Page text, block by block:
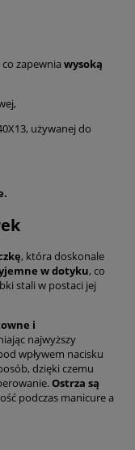
zapewnia wysoką
używanej do
, która doskonale
w dotyku, co
stali w postaci jej
i
najwyższy
wpływem nacisku
dzięki czemu
Ostrza są
podczas manicure a